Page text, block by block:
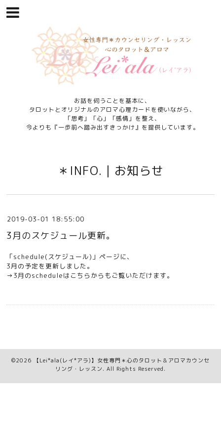
お話を伺うことを基本に、
タロットとオリジナルのアロマ心理カードを使いながら、
「思考」「心」「感情」を整え、
今よりも『一歩前へ踏み出すきっかけ』を提供しています。
＊INFO.｜お知らせ
2019-03-01 18:55:00
3月のスケジュール更新。
「schedule(スケジュール)」ページに、
3月の予定を更新しました。
→3月のscheduleはこちらからもご覧いただけます。
©2026
【Lei*ala(レイ*アラ)】女性専門＊心のタロット＆アロマカウンセ
リング・レッスン. All Rights Reserved.